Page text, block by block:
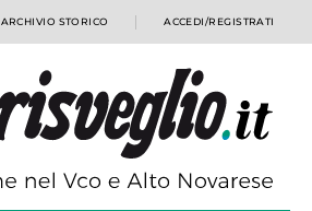
ARCHIVIO STORICO ACCEDI/REGISTRATI